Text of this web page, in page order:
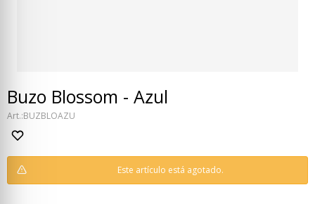
Buzo Blossom - Azul
BUZBLOAZU
Este artículo está agotado.